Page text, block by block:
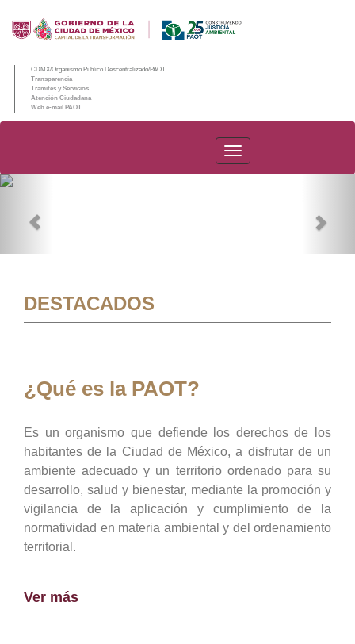
CDMX/Organismo Público Descentralizado/PAOT
Transparencia
Trámites y Servicios
Atención Ciudadana
Web e-mail PAOT
PAOT
DESTACADOS
¿Qué es la PAOT?
Es un organismo que defiende los derechos de los
habitantes de la Ciudad de México, a disfrutar de un
ambiente adecuado y un territorio ordenado para su
desarrollo, salud y bienestar, mediante la promoción y
vigilancia de la aplicación y cumplimiento de la
normatividad en materia ambiental y del ordenamiento
territorial.
Ver más